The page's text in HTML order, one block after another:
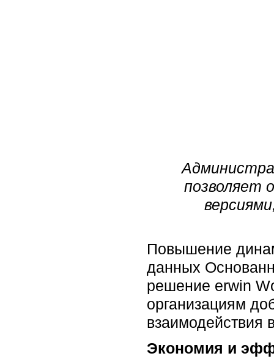
позволяет
Повышение
данных
решение erwin
организациям
взаимодействия
Экономия и